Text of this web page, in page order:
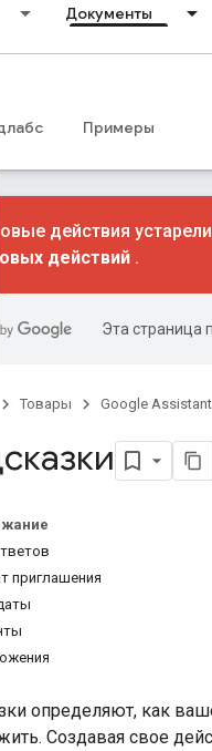
Документы
Примеры
действия
действий .
Эта страница
Товары Google Assistant
приглашения
определяют, как
Создавая свое